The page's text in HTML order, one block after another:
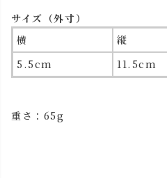
サイズ（外寸）
横
縦
5.5cm
11.5cm
重さ：65g